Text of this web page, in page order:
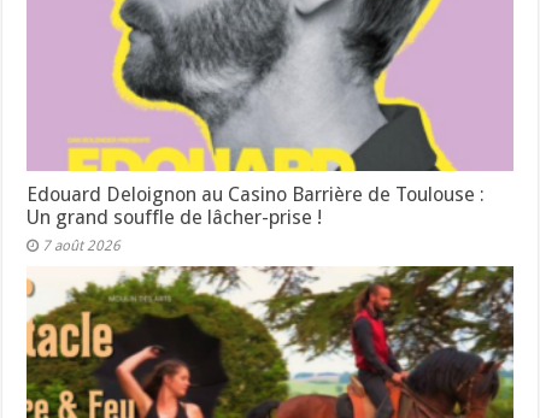
Edouard Deloignon au Casino Barrière de Toulouse :
Un grand souffle de lâcher-prise !
7 août 2026